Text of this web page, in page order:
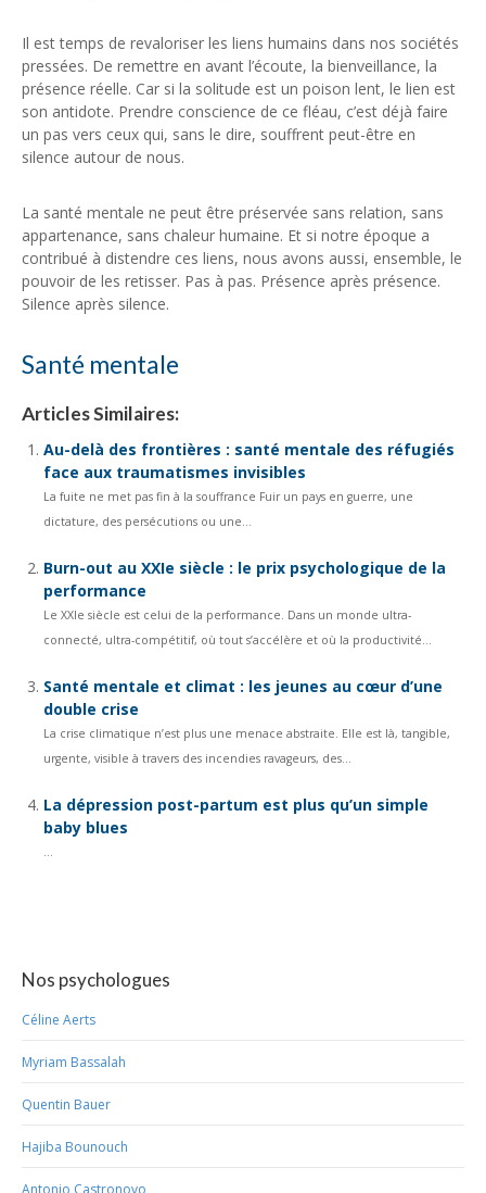
Il est temps de revaloriser les liens humains dans nos sociétés
pressées. De remettre en avant l’écoute, la bienveillance, la
présence réelle. Car si la solitude est un poison lent, le lien est
son antidote. Prendre conscience de ce fléau, c’est déjà faire
un pas vers ceux qui, sans le dire, souffrent peut-être en
silence autour de nous.
La santé mentale ne peut être préservée sans relation, sans
appartenance, sans chaleur humaine. Et si notre époque a
contribué à distendre ces liens, nous avons aussi, ensemble, le
pouvoir de les retisser. Pas à pas. Présence après présence.
Silence après silence.
Santé mentale
Articles Similaires:
Au-delà des frontières : santé mentale des réfugiés
face aux traumatismes invisibles
La fuite ne met pas fin à la souffrance Fuir un pays en guerre, une
dictature, des persécutions ou une...
Burn-out au XXIe siècle : le prix psychologique de la
performance
Le XXIe siècle est celui de la performance. Dans un monde ultra-
connecté, ultra-compétitif, où tout s’accélère et où la productivité...
Santé mentale et climat : les jeunes au cœur d’une
double crise
La crise climatique n’est plus une menace abstraite. Elle est là, tangible,
urgente, visible à travers des incendies ravageurs, des...
La dépression post-partum est plus qu’un simple
baby blues
...
Nos psychologues
Céline Aerts
Myriam Bassalah
Quentin Bauer
Hajiba Bounouch